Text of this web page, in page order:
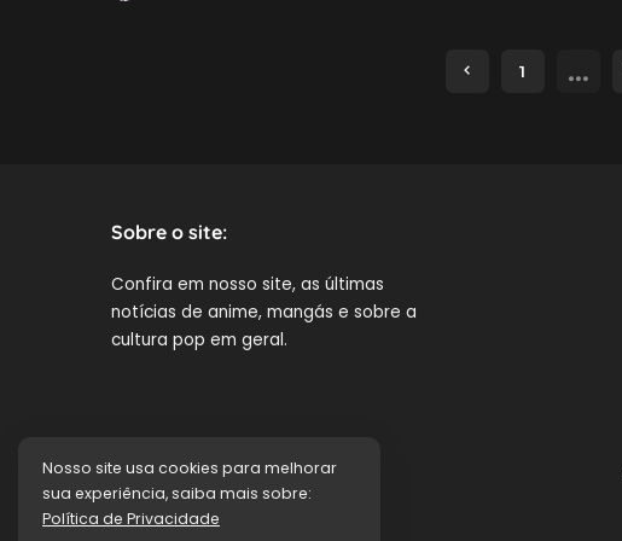
1 …
Sobre o site:
Confira em nosso site, as últimas
notícias de anime, mangás e sobre a
cultura pop em geral.
Nosso site usa cookies para melhorar
sua experiência, saiba mais sobre:
Política de Privacidade